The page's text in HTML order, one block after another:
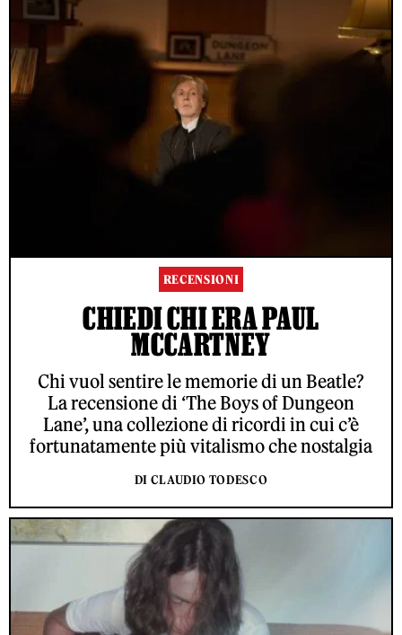
RECENSIONI
CHIEDI CHI ERA PAUL
MCCARTNEY
Chi vuol sentire le memorie di un Beatle?
La recensione di ‘The Boys of Dungeon
Lane’, una collezione di ricordi in cui c’è
fortunatamente più vitalismo che nostalgia
DI CLAUDIO TODESCO